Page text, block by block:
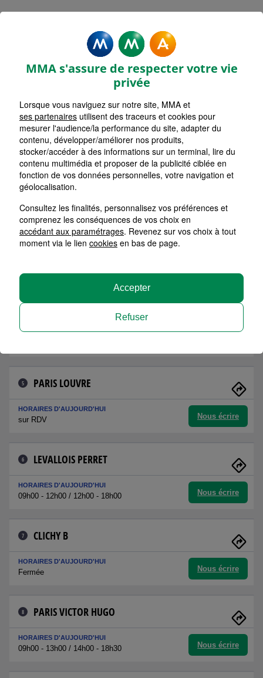
Rechercher une agence par code postal ou ville
Commencez à taper pour voir les suggestions de
Aucune suggestion disponible
LISTE AGENCES
HORAIRES D'AUJOURD'HUI
13h30 - 17h30
2 PARIS WAGRAM
HORAIRES D'AUJOURD'HUI
09h30 - 12h30 / 13h30 - 17h00
3 PARIS MONTMARTRE
PARIS MAUBEUGE
HORAIRES D'AUJOURD'HUI
5 PARIS LOUVRE
HORAIRES D'AUJOURD'HUI
sur RDV Nous écrire
6 LEVALLOIS PERRET
HORAIRES D'AUJOURD'HUI
09h00 - 12h00 / 12h00 - 18h00 Nous écrire
7 CLICHY B
HORAIRES D'AUJOURD'HUI
Fermée Nous écrire
8 PARIS VICTOR HUGO
HORAIRES D'AUJOURD'HUI
09h00 - 13h00 / 14h00 - 18h30 Nous écrire
MMA s'assure de respecter votre vie
privée
Lorsque vous naviguez sur notre site, MMA et
ses partenaires utilisent des traceurs et cookies pour
mesurer l'audience/la performance du site, adapter du
contenu, développer/améliorer nos produits,
stocker/accéder à des informations sur un terminal, lire du
contenu multimédia et proposer de la publicité ciblée en
fonction de vos données personnelles, votre navigation et
géolocalisation.
Consultez les finalités, personnalisez vos préférences et
comprenez les conséquences de vos choix en
accédant aux paramétrages. Revenez sur vos choix à tout
moment via le lien cookies en bas de page.
Refuser
Accepter